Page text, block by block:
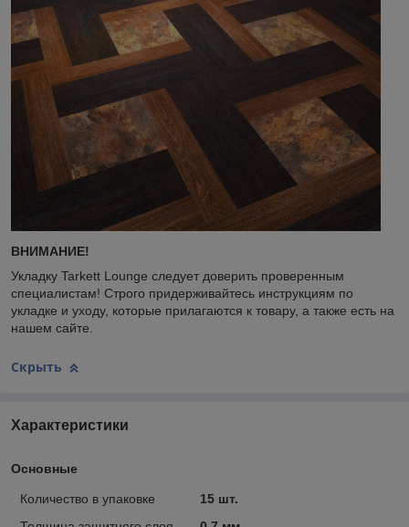
ВНИМАНИЕ!
Укладку Tarkett Lounge следует доверить проверенным
специалистам! Строго придерживайтесь инструкциям по
укладке и уходу, которые прилагаются к товару, а также есть на
нашем сайте.
Скрыть
Характеристики
Основные
Количество в упаковке
15 шт.